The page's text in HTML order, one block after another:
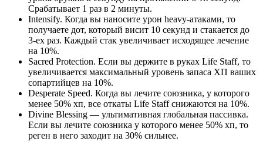
Срабатывает 1 раз в 2 минуты.
Intensify. Когда вы наносите урон heavy-атаками, то
получаете дот, который висит 10 секунд и стакается до
3-ех раз. Каждый стак увеличивает исходящее лечение
на 10%.
Sacred Protection. Если вы держите в руках Life Staff, то
увеличивается максимальный уровень запаса ХП ваших
сопартийцев на 10%.
Desperate Speed. Когда вы лечите союзника, у которого
менее 50% хп, все откаты Life Staff снижаются на 10%.
Divine Blessing — ультимативная глобальная пассивка.
Если вы лечите союзника у которого менее 50% хп, то
реген в него заходит на 30% сильнее.